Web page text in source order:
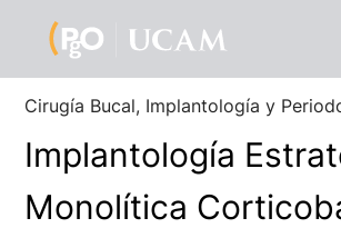
Cirugía Bucal, Implantología y
Implantología
Monolítica